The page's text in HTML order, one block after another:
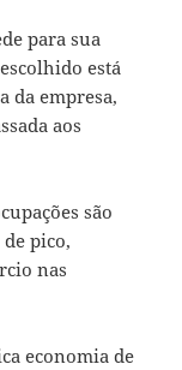
para sua
está
da empresa,
aos
são
pico,
nas
economia de